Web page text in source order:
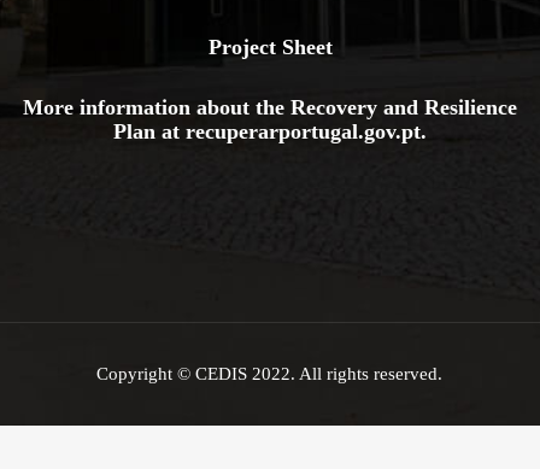
Project Sheet
More information about the Recovery and Resilience
Plan at recuperarportugal.gov.pt.
Copyright © CEDIS 2022. All rights reserved.